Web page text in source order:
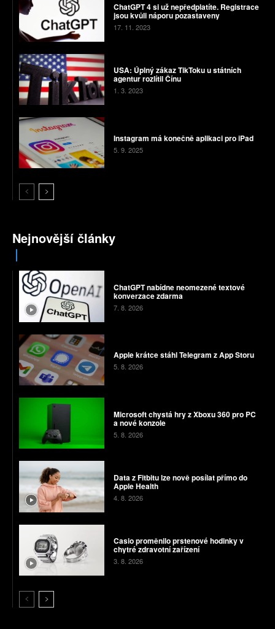
ChatGPT 4 si už nepředplatíte. Registrace
jsou kvůli náporu pozastaveny
17. 11. 2023
USA: Úplný zákaz TikToku u státních
agentur rozlítil Čínu
1. 3. 2023
Instagram má konečně aplikaci pro iPad
5. 9. 2025
Nejnovější články
ChatGPT nabídne neomezené textové
konverzace zdarma
7. 8. 2026
Apple krátce stáhl Telegram z App Storu
5. 8. 2026
Microsoft chystá hry z Xboxu 360 pro PC
a nové konzole
5. 8. 2026
Data z Fitbitu lze nově posílat přímo do
Apple Health
4. 8. 2026
Casio proměnilo prstenové hodinky v
chytré zdravotní zařízení
3. 8. 2026